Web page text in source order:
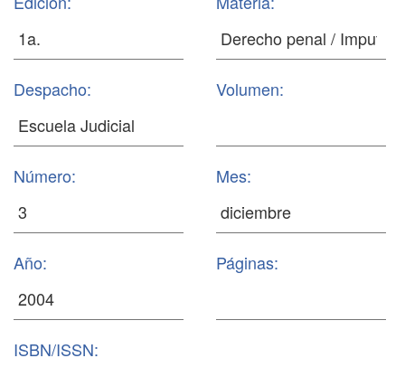
Despacho: Volumen:
Número: Mes:
Año: Páginas:
ISBN/ISSN: